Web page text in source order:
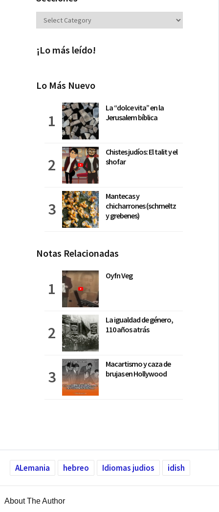
Secciones
¡Lo más leído!
Lo Más Nuevo
La “dolce vita” en la
Jerusalem bíblica
Chistes judíos: El talit y el
shofar
Mantecas y
chicharrones (schmeltz
y grebenes)
Notas Relacionadas
Oyfn Veg
La igualdad de género,
110 años atrás
Macartismo y caza de
brujas en Hollywood
ALemania hebreo Idiomas judios idish
About The Author